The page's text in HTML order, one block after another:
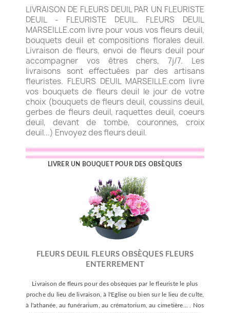
LIVRAISON DE FLEURS DEUIL PAR UN FLEURISTE
DEUIL - FLEURISTE DEUIL. FLEURS DEUIL
MARSEILLE.com livre pour vous vos fleurs deuil,
bouquets deuil et compositions florales deuil.
Livraison de fleurs, envoi de fleurs deuil pour
accompagner vos êtres chers, 7j/7. Les
livraisons sont effectuées par des artisans
fleuristes. FLEURS DEUIL MARSEILLE.com livre
vos bouquets de fleurs deuil le jour de votre
choix (bouquets de fleurs deuil, coussins deuil,
gerbes de fleurs deuil, raquettes deuil, coeurs
deuil, devant de tombe, couronnes, croix
deuil...) Envoyez des fleurs deuil.
LIVRER UN BOUQUET POUR DES OBSÈQUES
FLEURS DEUIL FLEURS OBSÈQUES FLEURS
ENTERREMENT
Livraison de fleurs pour des obsèques par le fleuriste le plus
proche du lieu de livraison, à l'Eglise ou bien sur le lieu de culte,
à l'athanée, au funérarium, au crématorium, au cimetière... . Nos